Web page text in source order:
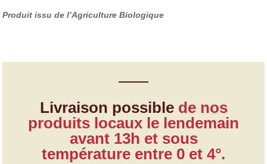
Produit issu de l’Agriculture Biologique
Livraison possible de nos
produits locaux le lendemain
avant 13h et sous
température entre 0 et 4°.